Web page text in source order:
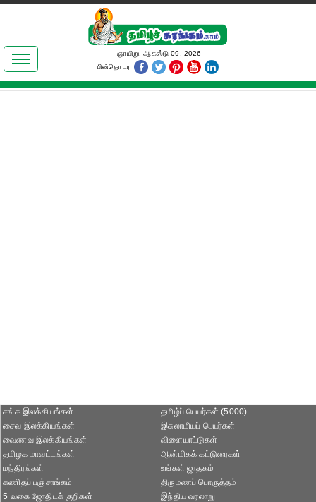
இலக்கியங்கள்
தமிழ் உலகம்
ஞாயிறு, ஆகஸ்டு 09, 2026
பின்தொடர
சங்க இலக்கியங்கள்
சைவ இலக்கியங்கள்
வைணவ இலக்கியங்கள்
தமிழக மாவட்டங்கள்
தமிழ்ப் பெயர்கள் (5000)
இசுலாமியப் பெயர்கள்
விளையாட்டுகள்
ஆன்மிகக் கட்டுரைகள்
மந்திரங்கள்
கணிதப் பஞ்சாங்கம்
5 வகை ஜோதிடக் குறிகள்
உங்கள் ஜாதகம்
திருமணப் பொருத்தம்
இந்திய வரலாறு